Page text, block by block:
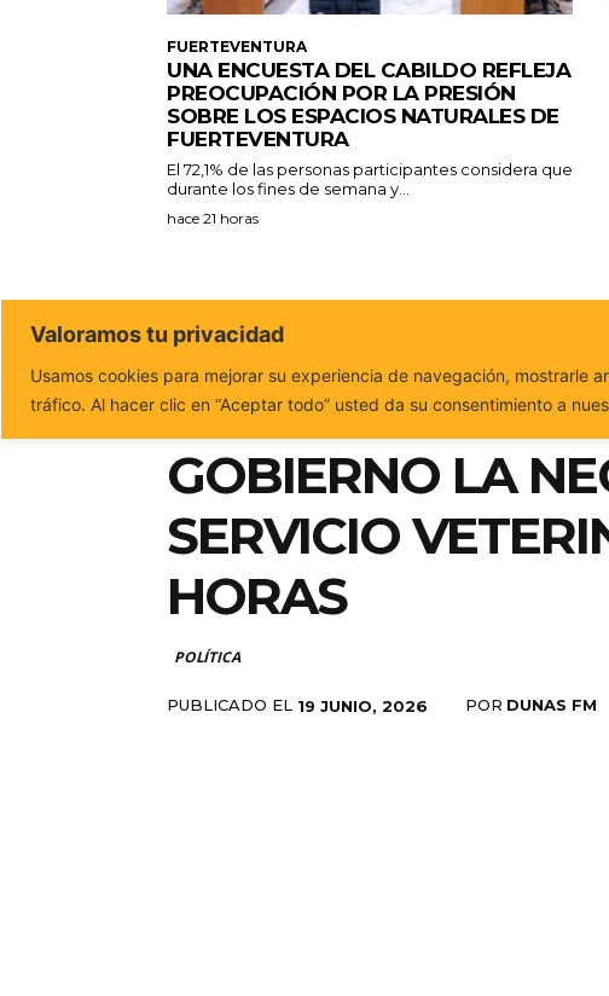
FUERTEVENTURA
UNA ENCUESTA DEL CABILDO REFLEJA
PREOCUPACIÓN POR LA PRESIÓN
SOBRE LOS ESPACIOS NATURALES DE
FUERTEVENTURA
El 72,1% de las personas participantes considera que
durante los fines de semana y...
hace 21 horas